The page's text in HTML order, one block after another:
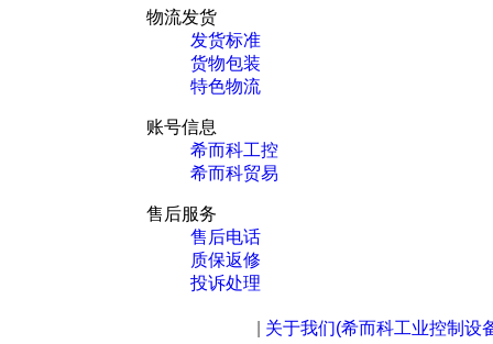
物流发货
发货标准
货物包装
特色物流
账号信息
希而科工控
希而科贸易
售后服务
售后电话
质保返修
投诉处理
关于我们(希而科工业控制设